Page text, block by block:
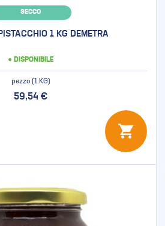
SECCO
1 KG DEMETRA
● DISPONIBILE
pezzo (1 KG)
59,54 €